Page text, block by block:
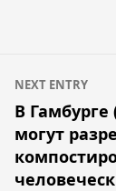
NEXT ENTRY
В
могут